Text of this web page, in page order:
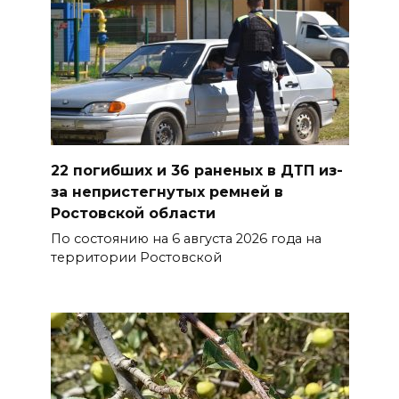
Дабы счастье семейное
сберечь – спрячьте первое
сорванное яблоко: приметы
на 8 августа
07 августа 2026 22:04
Ростова-на-Дону на сутки
отключат воду из-за
капремонта сетей
07 августа 2026 20:32
осквернивших стелу
«Освободителям Ростова»
07 августа 2026 20:12
22 погибших и 36 раненых в ДТП из-
за непристегнутых ремней в
Ростовской области
По состоянию на 6 августа 2026 года на
территории Ростовской